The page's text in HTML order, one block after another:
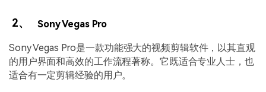
2、 Sony Vegas Pro
Sony Vegas Pro是一款功能强大的视频剪辑软件，以其直观
的用户界面和高效的工作流程著称。它既适合专业人士，也
适合有一定剪辑经验的用户。